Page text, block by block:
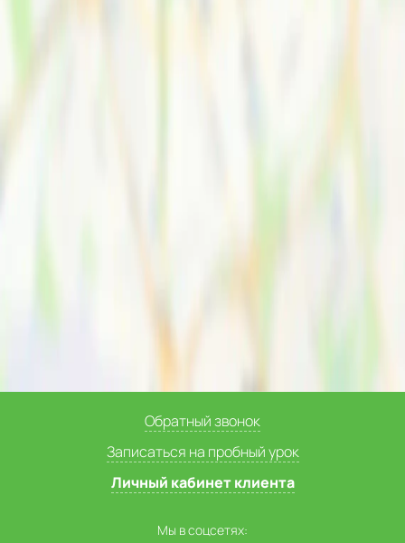
Обратный звонок
Записаться на пробный урок
Личный кабинет клиента
Мы в соцсетях: